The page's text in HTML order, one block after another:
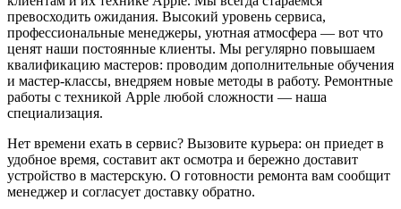
превосходить ожидания. Высокий уровень сервиса,
профессиональные менеджеры, уютная атмосфера — вот что
ценят наши постоянные клиенты. Мы регулярно повышаем
квалификацию мастеров: проводим дополнительные обучения
и мастер-классы, внедряем новые методы в работу. Ремонтные
работы с техникой Apple любой сложности — наша
специализация.
Нет времени ехать в сервис? Вызовите курьера: он приедет в
удобное время, составит акт осмотра и бережно доставит
устройство в мастерскую. О готовности ремонта вам сообщит
менеджер и согласует доставку обратно.